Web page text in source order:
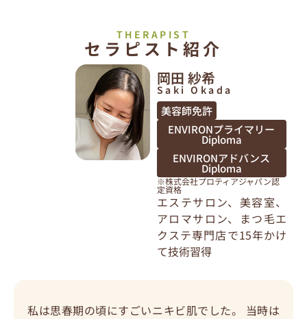
THERAPIST
セラピスト紹介
岡田 紗希
Saki Okada
美容師免許
ENVIRONプライマリー
Diploma
ENVIRONアドバンス
Diploma
※株式会社プロティアジャパン認
定資格
エステサロン、美容室、
アロマサロン、まつ毛エ
クステ専門店で15年かけ
て技術習得
私は思春期の頃にすごいニキビ肌でした。 当時は